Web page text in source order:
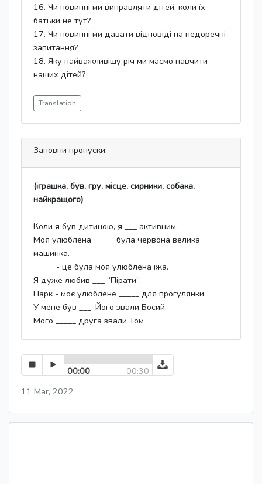
16. Чи повинні ми виправляти дітей, коли їх
батьки не тут?
17. Чи повинні ми давати відповіді на недоречні
запитання?
18. Яку найважливішу річ ми маємо навчити
наших дітей?
Translation
Заповни пропуски:
(іграшка, був, гру, місце, сирники, собака,
найкращого)
Коли я був дитиною, я ___ активним.
Моя улюблена _____ була червона велика
машинка.
_____ - це була моя улюблена їжа.
Я дуже любив ___ “Пірати”.
Парк - моє улюблене _____ для прогулянки.
У мене був ___. Його звали Босий.
Мого _____ друга звали Том
00:00
00:30
11 Mar, 2022